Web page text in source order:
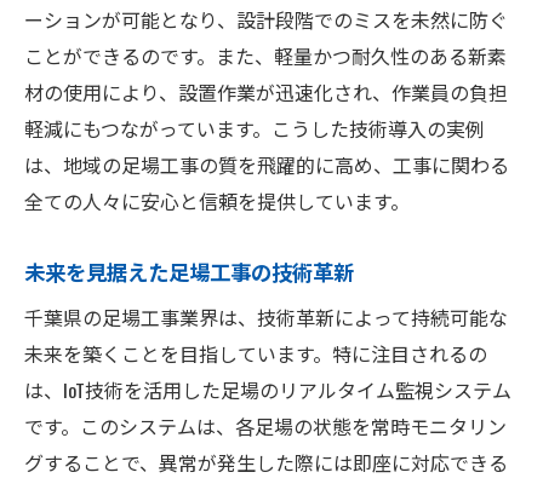
ーションが可能となり、設計段階でのミスを未然に防ぐ
ことができるのです。また、軽量かつ耐久性のある新素
材の使用により、設置作業が迅速化され、作業員の負担
軽減にもつながっています。こうした技術導入の実例
は、地域の足場工事の質を飛躍的に高め、工事に関わる
全ての人々に安心と信頼を提供しています。
未来を見据えた足場工事の技術革新
千葉県の足場工事業界は、技術革新によって持続可能な
未来を築くことを目指しています。特に注目されるの
は、IoT技術を活用した足場のリアルタイム監視システム
です。このシステムは、各足場の状態を常時モニタリン
グすることで、異常が発生した際には即座に対応できる